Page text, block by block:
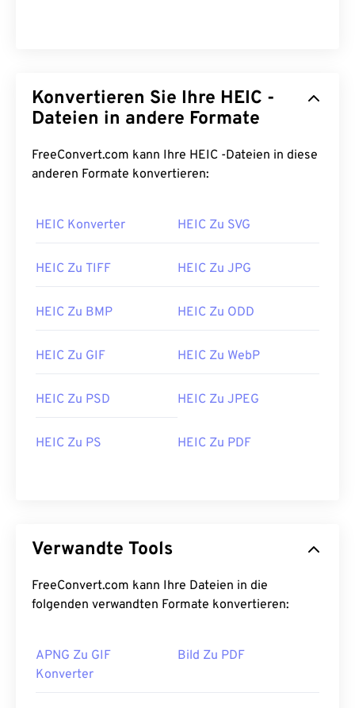
Konvertieren Sie Ihre HEIC -
Dateien in andere Formate
FreeConvert.com kann Ihre HEIC -Dateien in diese
anderen Formate konvertieren:
HEIC Konverter HEIC Zu SVG
HEIC Zu TIFF HEIC Zu JPG
HEIC Zu BMP HEIC Zu ODD
HEIC Zu GIF HEIC Zu WebP
HEIC Zu PSD HEIC Zu JPEG
HEIC Zu PS HEIC Zu PDF
Verwandte Tools
FreeConvert.com kann Ihre Dateien in die
folgenden verwandten Formate konvertieren:
APNG Zu GIF
Konverter
Bild Zu PDF